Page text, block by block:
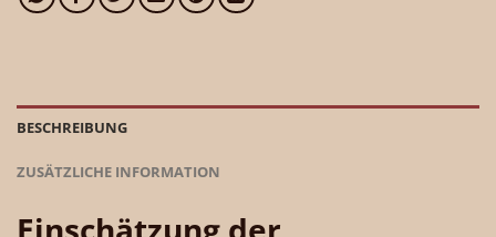
BESCHREIBUNG
ZUSÄTZLICHE INFORMATION